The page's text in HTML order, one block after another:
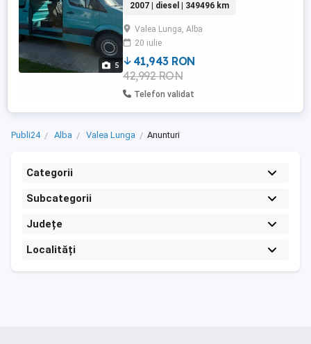
5
Germania si înmatriculată in Ro pe
persoana fizica din 09.07.2024, ulterior
motorul a fost schimbat! In prezent
mașina funcționează fără probleme!
Mașina are grup de tracțiune ,nu ...
2007 | diesel | 349496 km
Valea Lunga, Alba
20 iulie
41,943 RON
42,992 RON
Telefon validat
Publi24 Alba Valea Lunga Anunturi
Categorii
Subcategorii
Județe
Localități